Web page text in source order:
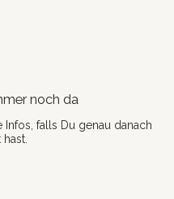
noch da
falls Du genau danach